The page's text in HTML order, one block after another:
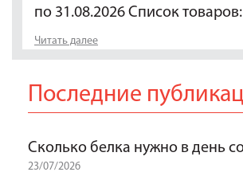
по 31.08.2026 Список
Читать далее
Последние
Сколько белка нужно в день
23/07/2026